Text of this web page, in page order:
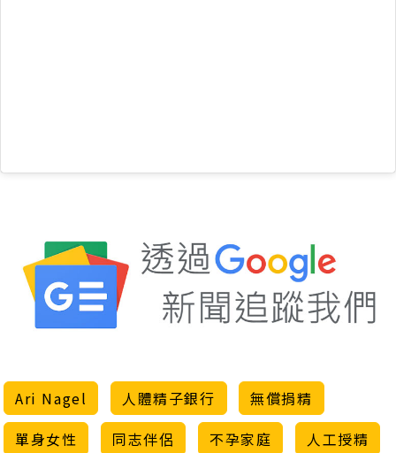
Ari Nagel 人體精子銀行
無償捐精
單身女性
同志伴侶 不孕家庭
人工授精